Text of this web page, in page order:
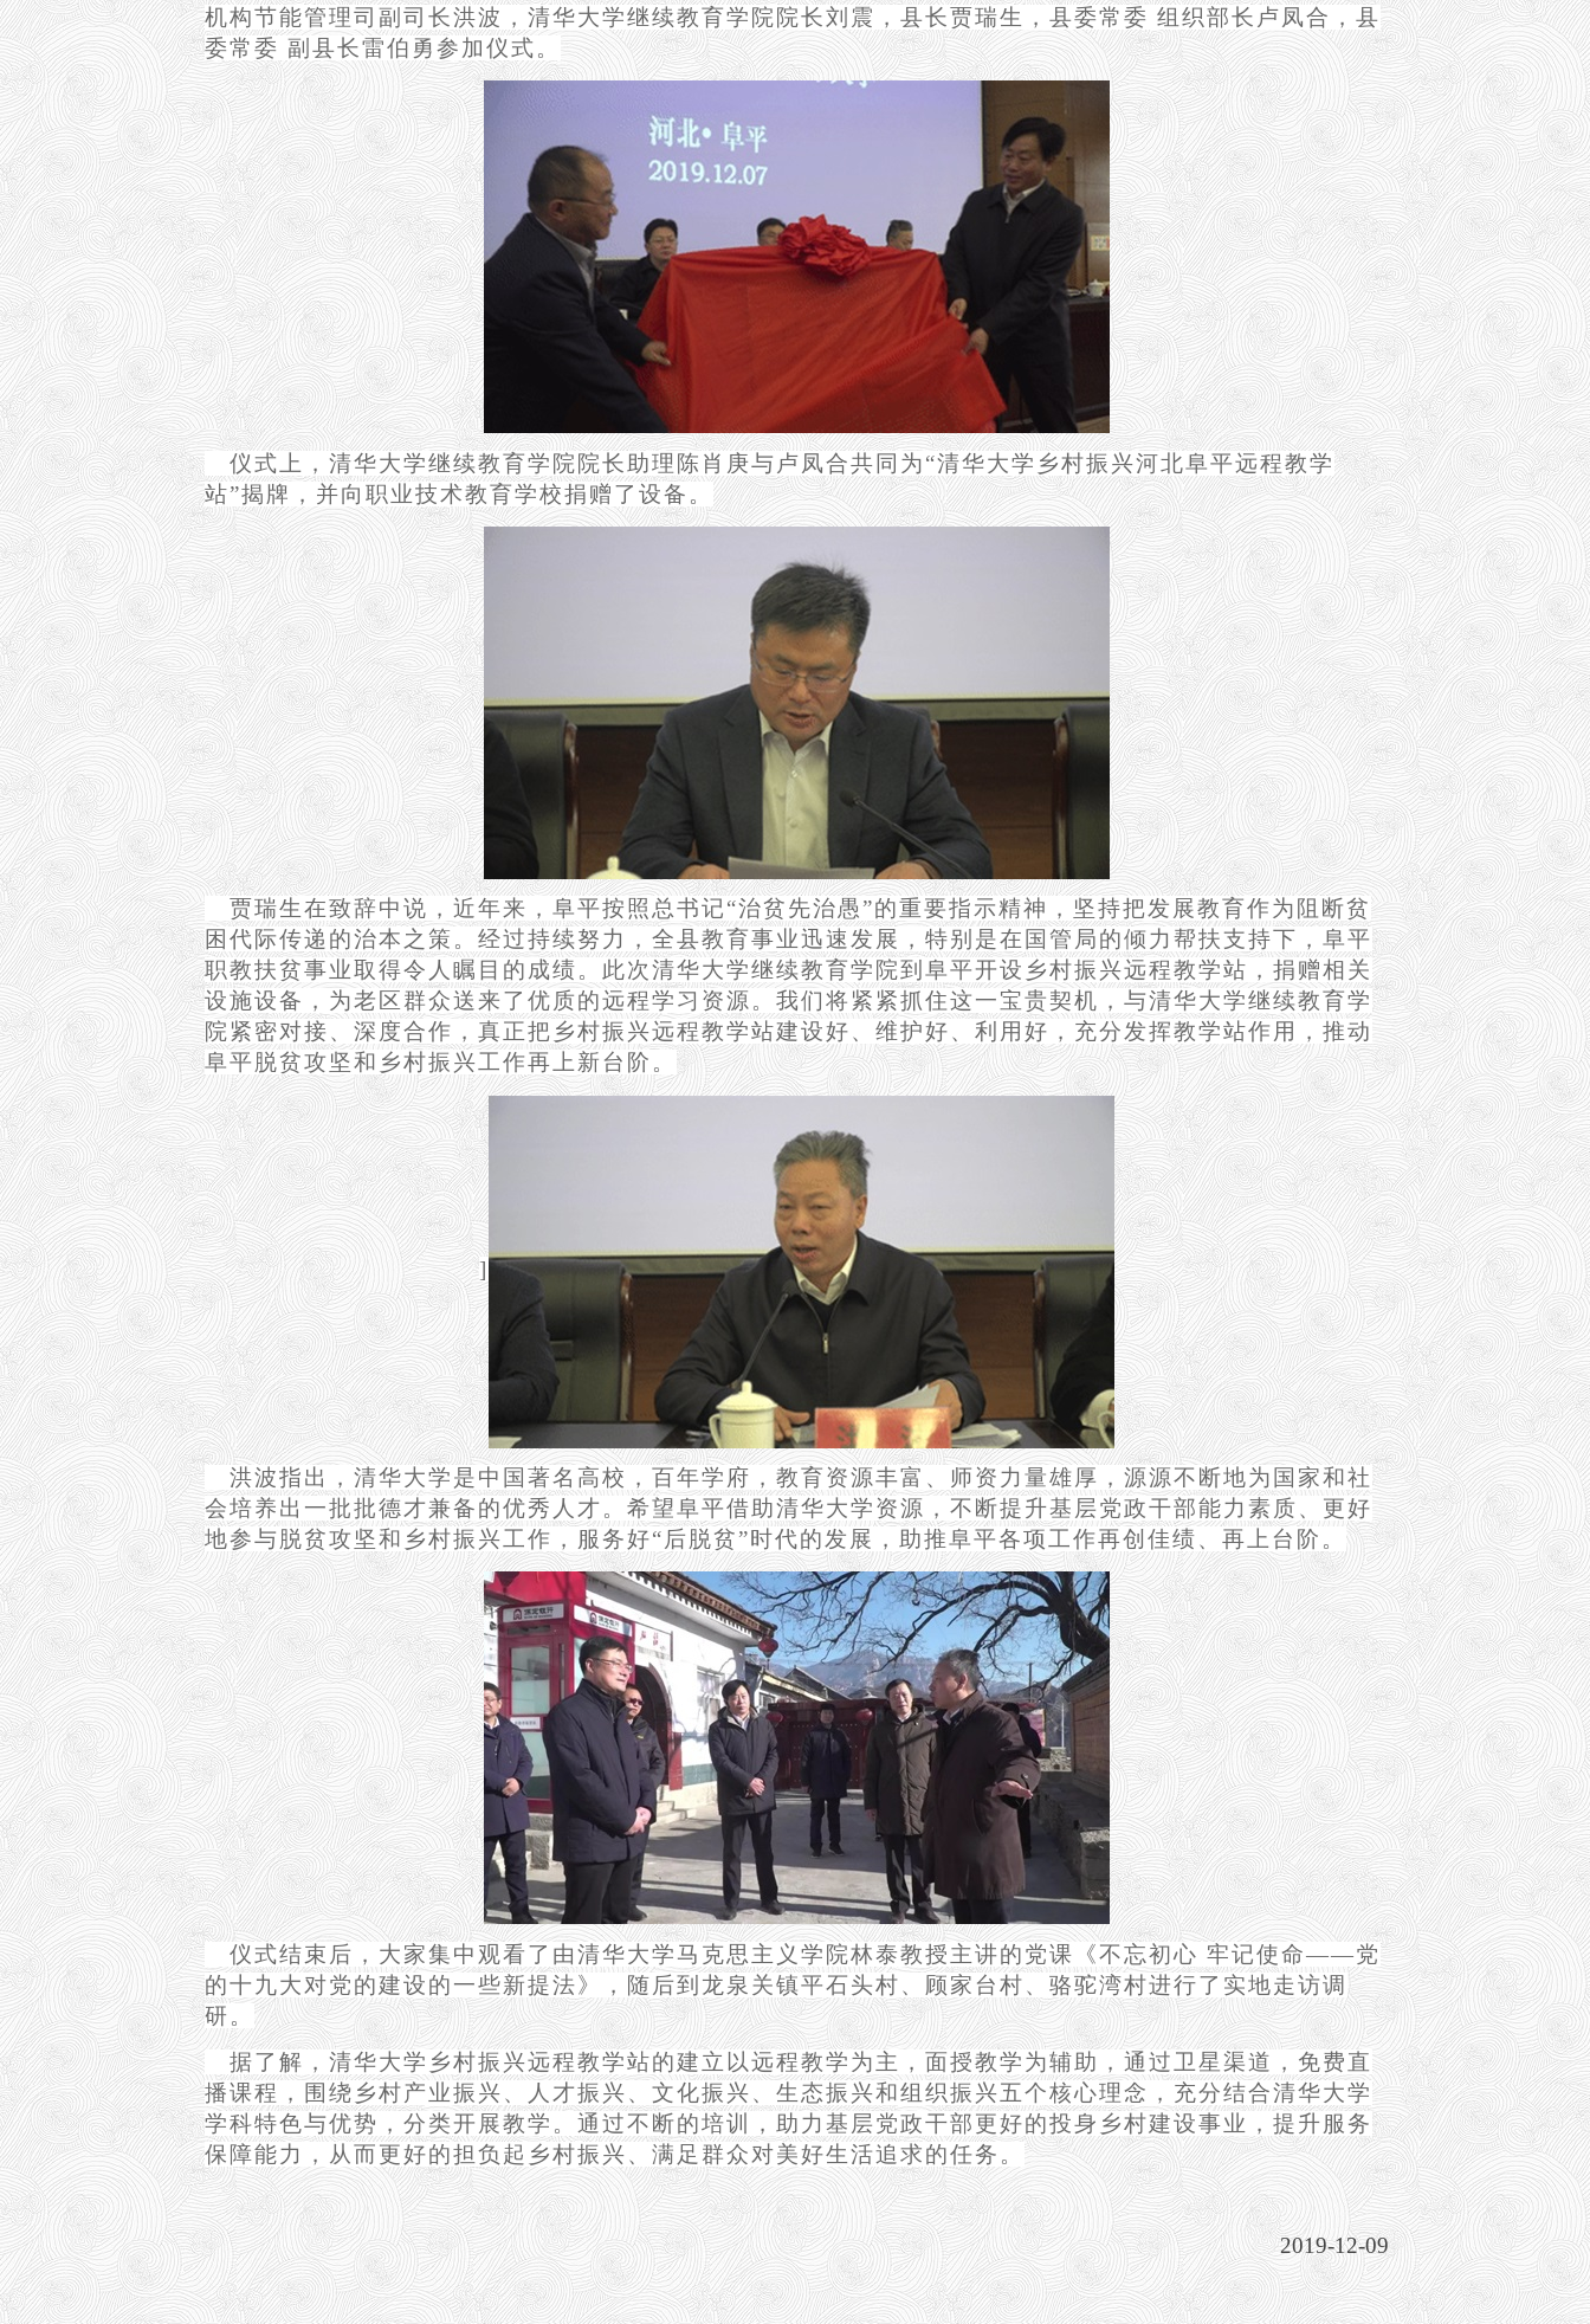
机构节能管理司副司长洪波，清华大学继续教育学院院长刘震，县长贾瑞生，县委常委 组织部长卢凤合，县
委常委 副县长雷伯勇参加仪式。
仪式上，清华大学继续教育学院院长助理陈肖庚与卢凤合共同为“清华大学乡村振兴河北阜平远程教学
站”揭牌，并向职业技术教育学校捐赠了设备。
贾瑞生在致辞中说，近年来，阜平按照总书记“治贫先治愚”的重要指示精神，坚持把发展教育作为阻断贫
困代际传递的治本之策。经过持续努力，全县教育事业迅速发展，特别是在国管局的倾力帮扶支持下，阜平
职教扶贫事业取得令人瞩目的成绩。此次清华大学继续教育学院到阜平开设乡村振兴远程教学站，捐赠相关
设施设备，为老区群众送来了优质的远程学习资源。我们将紧紧抓住这一宝贵契机，与清华大学继续教育学
院紧密对接、深度合作，真正把乡村振兴远程教学站建设好、维护好、利用好，充分发挥教学站作用，推动
阜平脱贫攻坚和乡村振兴工作再上新台阶。
]
洪波指出，清华大学是中国著名高校，百年学府，教育资源丰富、师资力量雄厚，源源不断地为国家和社
会培养出一批批德才兼备的优秀人才。希望阜平借助清华大学资源，不断提升基层党政干部能力素质、更好
地参与脱贫攻坚和乡村振兴工作，服务好“后脱贫”时代的发展，助推阜平各项工作再创佳绩、再上台阶。
仪式结束后，大家集中观看了由清华大学马克思主义学院林泰教授主讲的党课《不忘初心 牢记使命——党
的十九大对党的建设的一些新提法》，随后到龙泉关镇平石头村、顾家台村、骆驼湾村进行了实地走访调
研。
据了解，清华大学乡村振兴远程教学站的建立以远程教学为主，面授教学为辅助，通过卫星渠道，免费直
播课程，围绕乡村产业振兴、人才振兴、文化振兴、生态振兴和组织振兴五个核心理念，充分结合清华大学
学科特色与优势，分类开展教学。通过不断的培训，助力基层党政干部更好的投身乡村建设事业，提升服务
保障能力，从而更好的担负起乡村振兴、满足群众对美好生活追求的任务。
2019-12-09